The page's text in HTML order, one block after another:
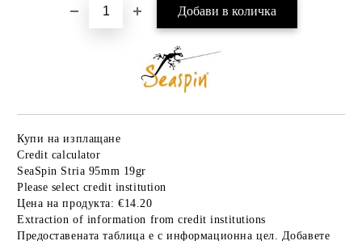
Купи на изплащане
Credit calculator
SeaSpin Stria 95mm 19gr
Please select credit institution
Цена на продукта: €14.20
Extraction of information from credit institutions
Предоставената таблица е с информационна цел. Добавете